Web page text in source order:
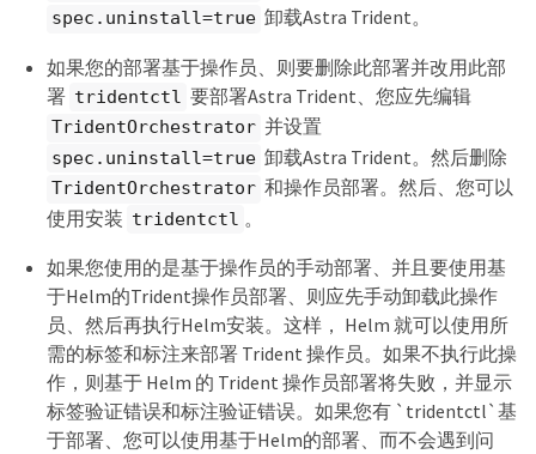
spec.uninstall=true 卸载Astra Trident。
如果您的部署基于操作员、则要删除此部署并改用此部
署 tridentctl 要部署Astra Trident、您应先编辑
TridentOrchestrator 并设置
spec.uninstall=true 卸载Astra Trident。然后删除
TridentOrchestrator 和操作员部署。然后、您可以
使用安装 tridentctl 。
如果您使用的是基于操作员的手动部署、并且要使用基
于Helm的Trident操作员部署、则应先手动卸载此操作
员、然后再执行Helm安装。这样， Helm 就可以使用所
需的标签和标注来部署 Trident 操作员。如果不执行此操
作，则基于 Helm 的 Trident 操作员部署将失败，并显示
标签验证错误和标注验证错误。如果您有 `tridentctl`基
于部署、您可以使用基于Helm的部署、而不会遇到问